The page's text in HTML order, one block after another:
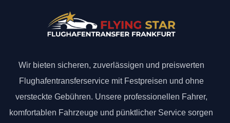
Wir bieten sicheren, zuverlässigen und preiswerten
Flughafentransferservice mit Festpreisen und ohne
versteckte Gebühren. Unsere professionellen Fahrer,
komfortablen Fahrzeuge und pünktlicher Service sorgen